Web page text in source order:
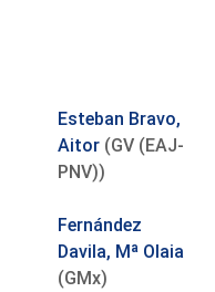
Esteban Bravo,
Aitor (GV (EAJ-
PNV))
Fernández
Davila, Mª Olaia
(GMx)